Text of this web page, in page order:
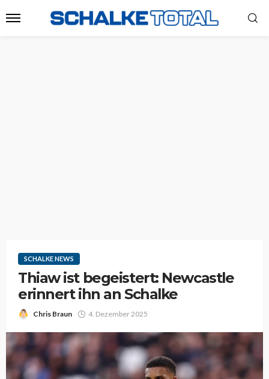
SCHALKE NEWS
Thiaw ist begeistert: Newcastle
erinnert ihn an Schalke
Chris Braun 4. Dezember 2025